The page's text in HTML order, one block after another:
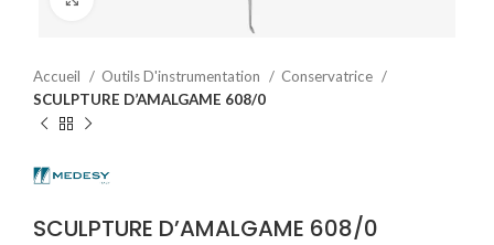
Accueil Outils D'instrumentation
Conservatrice
SCULPTURE D’AMALGAME 608/0
SCULPTURE D’AMALGAME 608/0